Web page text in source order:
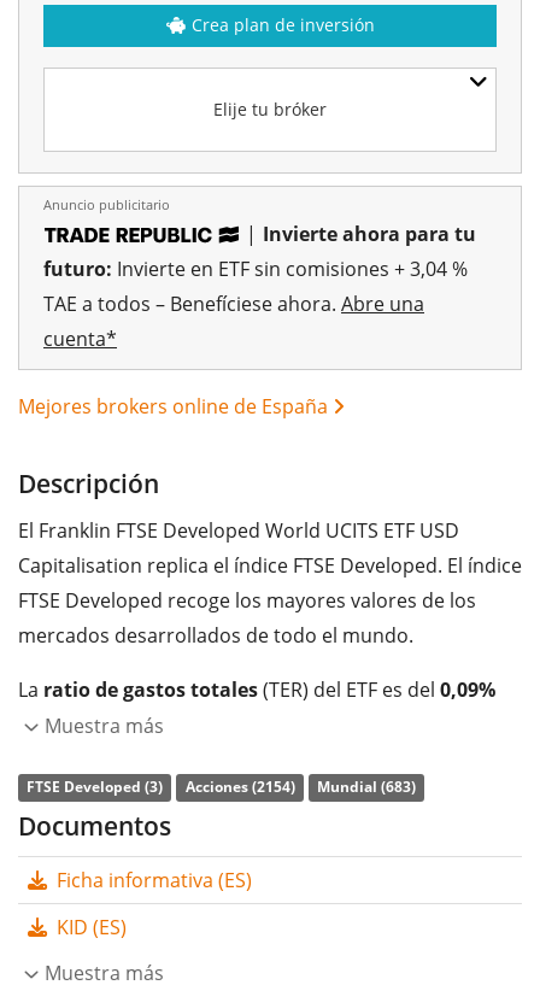
Elije tu bróker
Crea plan de inversión
Anuncio publicitario
| Invierte ahora para tu
futuro: Invierte en ETF sin comisiones + 3,04 %
TAE a todos – Benefíciese ahora. Abre una
cuenta*
Mejores brokers online de España
Descripción
El Franklin FTSE Developed World UCITS ETF USD
Capitalisation replica el índice FTSE Developed. El índice
FTSE Developed recoge los mayores valores de los
mercados desarrollados de todo el mundo.
La ratio de gastos totales(TER) del ETF es del 0,09%
p.a.. El Franklin FTSE Developed World UCITS ETF USD
FTSE Developed. El ETF replica la rentabilidad del índice
subyacente comprando todos los componentes del
índice (réplica completa). Los dividendos del ETF se
acumulany se reinvierten en el ETF.
Muestra más
FTSE Developed (3) Acciones (2154) Mundial (683)
Documentos
Ficha informativa (ES)
KID (ES)
Muestra más